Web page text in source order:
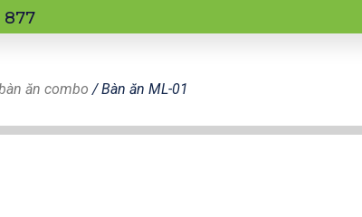
877
ăn combo / Bàn ăn ML-01